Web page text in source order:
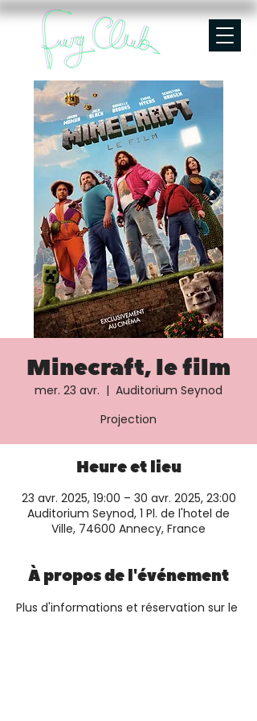
Minecraft, le film
mer. 23 avr.
  |
Auditorium Seynod
Projection
Heure et lieu
23 avr. 2025, 19:00 – 30 avr. 2025, 23:00
Auditorium Seynod, 1 Pl. de l'hotel de
Ville, 74600 Annecy, France
À propos de l'événement
Plus d'informations et réservation sur le